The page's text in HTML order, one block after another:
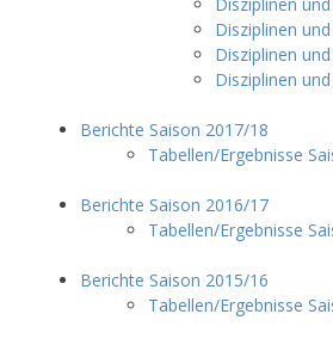
Disziplinen
Disziplinen
Disziplinen
Berichte Saison 2017/18
Tabellen/Ergebnisse
Berichte Saison 2016/17
Tabellen/Ergebnisse
Berichte Saison 2015/16
Tabellen/Ergebnisse